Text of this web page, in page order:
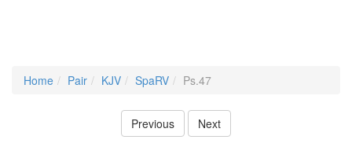
Home Pair KJV SpaRV Ps.47
Previous Next